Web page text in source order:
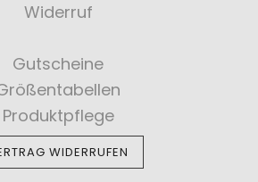
Widerruf
Gutscheine
Produktpflege
WIDERRUFEN